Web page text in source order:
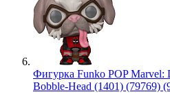
Фигурка Funko POP Marvel:
Bobble-Head (1401) (79769)